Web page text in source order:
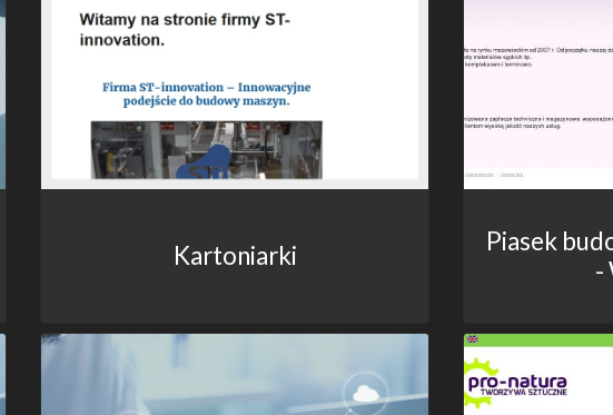
Kartoniarki
Piasek
-